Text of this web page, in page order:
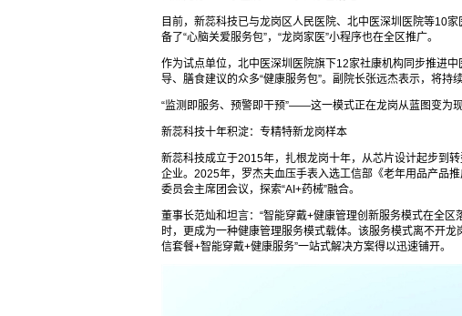
目前，新蕊科技已与龙岗区人民医院、北中医深圳医院等10
备了“心脑关爱服务包”，“龙岗家医”小程序也在全区推广。
作为试点单位，北中医深圳医院旗下12家社康机构同步推进
导、膳食建议的众多“健康服务包”。副院长张远杰表示，将持
“监测即服务、预警即干预”——这一模式正在龙岗从蓝图变为现
新蕊科技十年积淀：专精特新龙岗样本
新蕊科技成立于2015年，扎根龙岗十年，从芯片设计起步到
企业。2025年，罗杰夫血压手表入选工信部《老年用品产品
委员会主席团会议，探索“AI+药械”融合。
董事长范灿和坦言：“智能穿戴+健康管理创新服务模式在全
时，更成为一种健康管理服务模式载体。该服务模式离不开龙
信套餐+智能穿戴+健康服务”一站式解决方案得以迅速铺开。